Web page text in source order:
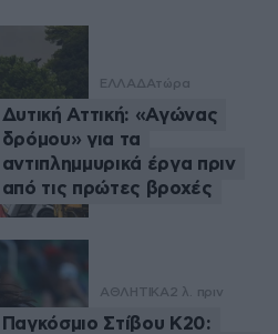
ΕΛΛΑΔΑτώρα
Δυτική Αττική: «Αγώνας
δρόμου» για τα
αντιπλημμυρικά έργα πριν
από τις πρώτες βροχές
ΑΘΛΗΤΙΚΑ 2 λ. πριν
Παγκόσμιο Στίβου Κ20: